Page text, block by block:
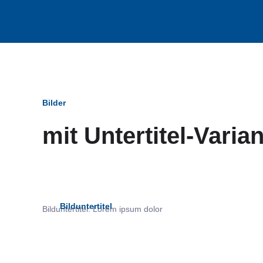
Bilder
mit Untertitel-
Bilduntertitel: Lorem ipsum dolor
Bilduntertitel